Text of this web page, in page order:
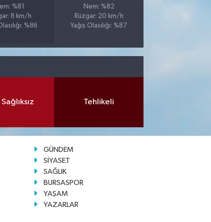
%81
8 km/h
%86
Nem: %82
Rüzgar: 20 km/h
Yağış Olasılığı: %87
Tehlikeli
GÜNDEM
SİYASET
SAĞLIK
BURSASPOR
YAŞAM
YAZARLAR